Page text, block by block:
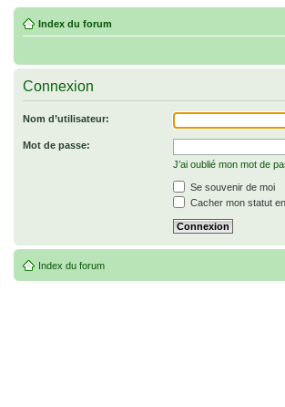
Index du forum
Connexion
Nom d’utilisateur:
Mot de passe:
J’ai oublié mon mot de
Se souvenir de moi
Cacher mon statut
Index du forum